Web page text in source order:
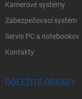
Kamerové systémy
Zabezpečovací systém
Servis PC a notebookov
Kontakty
DÔLEŽITÉ ODKAZY